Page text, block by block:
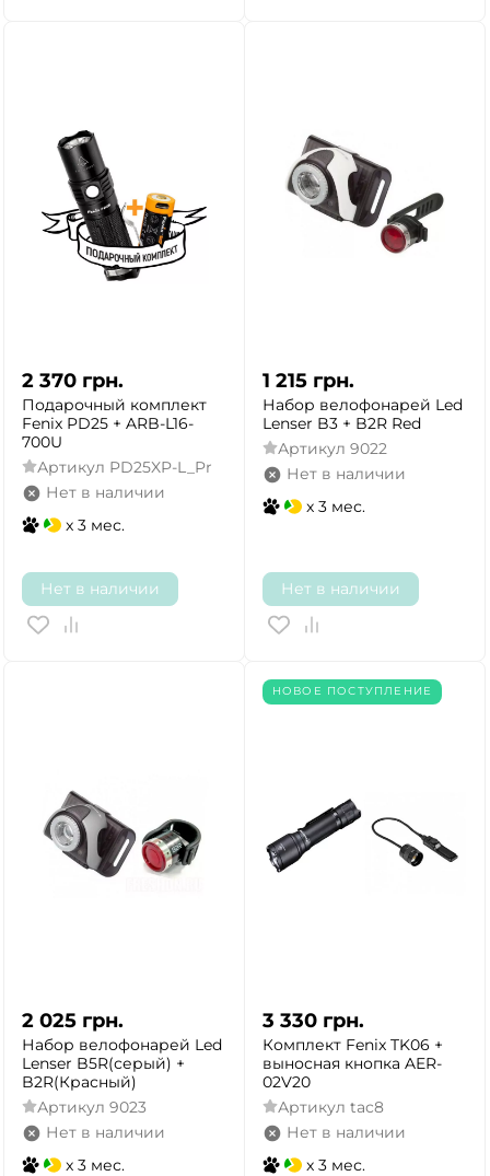
2 370 грн.
Подарочный комплект
Fenix PD25 + ARB-L16-
700U
Артикул PD25XP-L_Pr
Нет в наличии
x 3 мес.
Нет в наличии
1 215 грн.
Набор велофонарей Led
Lenser B3 + B2R Red
Артикул 9022
Нет в наличии
x 3 мес.
Нет в наличии
2 025 грн.
Набор велофонарей Led
Lenser B5R(серый) +
B2R(Красный)
Артикул 9023
Нет в наличии
x 3 мес.
НОВОЕ ПОСТУПЛЕНИЕ
3 330 грн.
Комплект Fenix TK06 +
выносная кнопка AER-
02V20
Артикул tac8
Нет в наличии
x 3 мес.